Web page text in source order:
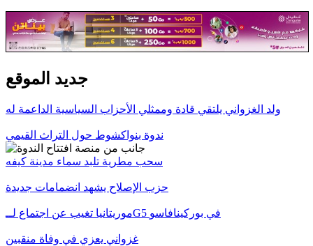
جديد الموقع
ولد الغزواني يلتقي قادة وممثلي الأحزاب السياسية الداعمة له
ندوة بنواكشوط حول التراث القيمي
سحب مطرية تلبد سماء مدينة كيفه
حزب الإصلاح يشهد انضمامات جديدة
موريتانيا تغيب عن اجتماع لــG5 في بوركينافاسو
غزواني يعزي في وفاة منقبين